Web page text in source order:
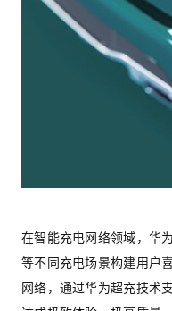
在智能充电网络领域，华
等不同充电场景构建用户
网络，通过华为超充技术